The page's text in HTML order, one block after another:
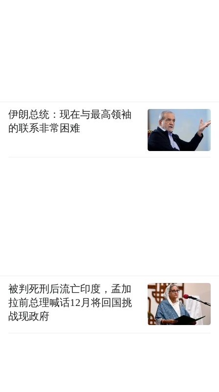
伊朗总统：现在与最高领袖
的联系非常困难
被判死刑后流亡印度，孟加
拉前总理喊话12月将回国挑
战现政府